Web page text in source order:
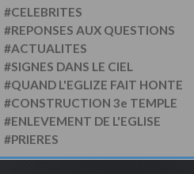
#CELEBRITES
#REPONSES AUX QUESTIONS
#ACTUALITES
#SIGNES DANS LE CIEL
#QUAND L'EGLIZE FAIT HONTE
#CONSTRUCTION 3e TEMPLE
#ENLEVEMENT DE L'EGLISE
#PRIERES